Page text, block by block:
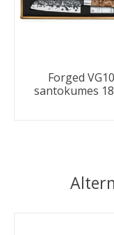
Forged VG10
santokumes
Items van